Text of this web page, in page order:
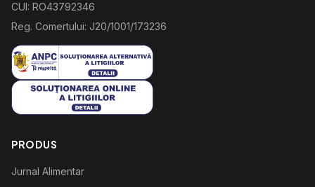
CUI: RO43792346
Reg. Comertului: J20/1001/173236
PRODUS
Jurnal Alimentar